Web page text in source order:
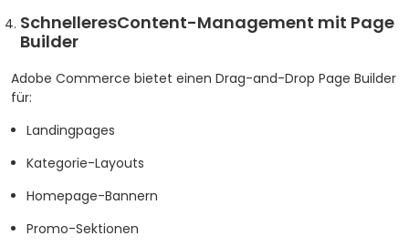
SchnelleresContent-Management mit Page
Builder
Adobe Commerce bietet einen Drag-and-Drop Page Builder
für:
Landingpages
Kategorie-Layouts
Homepage-Bannern
Promo-Sektionen